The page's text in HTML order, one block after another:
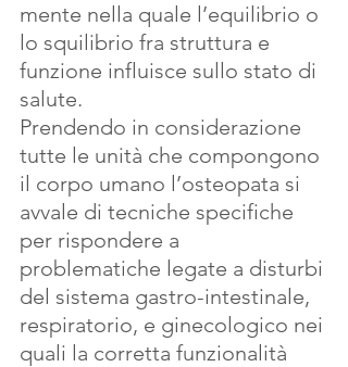
mente nella quale l’equilibrio o
lo squilibrio fra struttura e
funzione influisce sullo stato di
salute.
Prendendo in considerazione
tutte le unità che compongono
il corpo umano l’osteopata si
avvale di tecniche specifiche
per rispondere a
problematiche legate a disturbi
del sistema gastro-intestinale,
respiratorio, e ginecologico nei
quali la corretta funzionalità